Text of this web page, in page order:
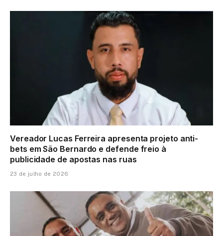
Vereador Lucas Ferreira apresenta projeto anti-
bets em São Bernardo e defende freio à
publicidade de apostas nas ruas
23 de julho de 2026